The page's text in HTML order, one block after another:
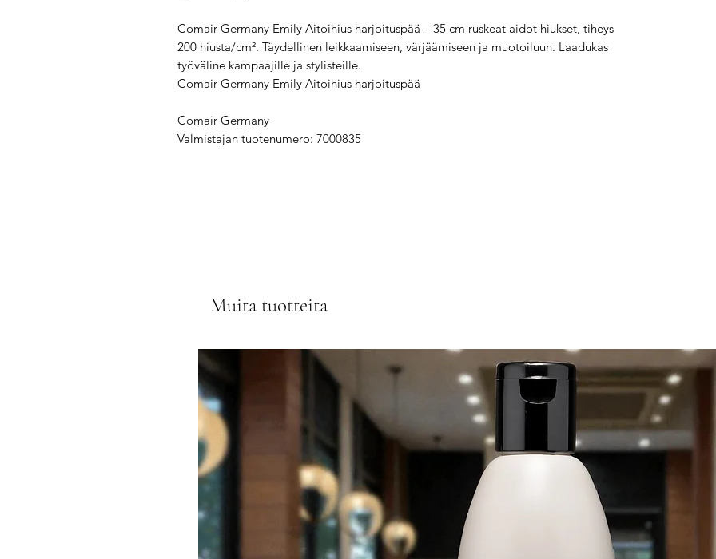
Comair Germany Emily Aitoihius harjoituspää – 35 cm ruskeat aidot hiukset, tiheys
200 hiusta/cm². Täydellinen leikkaamiseen, värjäämiseen ja muotoiluun. Laadukas
työväline kampaajille ja stylisteille.
Comair Germany Emily Aitoihius harjoituspää
Comair Germany
Valmistajan tuotenumero: 7000835
Muita tuotteita